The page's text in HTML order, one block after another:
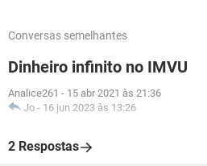
Conversas semelhantes
Dinheiro infinito no IMVU
Analice261 - 15 abr 2021 às 21:36
Jo - 16 jun 2023 às 13:26
2 Respostas